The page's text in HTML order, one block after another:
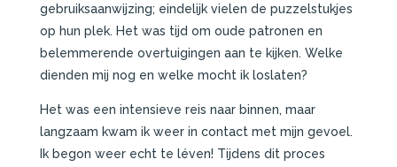
gebruiksaanwijzing; eindelijk vielen de puzzelstukjes
op hun plek. Het was tijd om oude patronen en
belemmerende overtuigingen aan te kijken. Welke
dienden mij nog en welke mocht ik loslaten?
Het was een intensieve reis naar binnen, maar
langzaam kwam ik weer in contact met mijn gevoel.
Ik begon weer echt te léven! Tijdens dit proces